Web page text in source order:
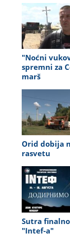
"Noćni
spremni za
marš
Orid dobija
rasvetu
Sutra
"Intef-a"